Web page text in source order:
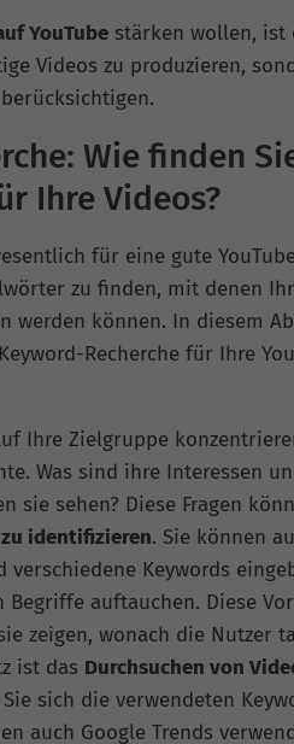
YouTube stärken wollen, ist
Videos zu produzieren,
Wie finden
Ihre Videos?
für eine gute
zu finden, mit denen
werden können. In diesem
Recherche für Ihre
Ihre Zielgruppe
Was sind ihre Interessen
sie sehen? Diese Fragen
identifizieren. Sie können
verschiedene Keywords
Begriffe auftauchen. Diese
zeigen, wonach die Nutzer
ist das Durchsuchen von
sich die verwendeten
auch Google Trends